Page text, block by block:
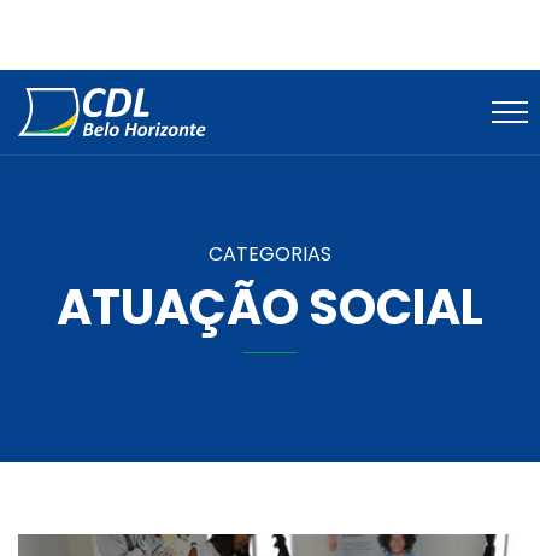
CATEGORIAS
ATUAÇÃO SOCIAL